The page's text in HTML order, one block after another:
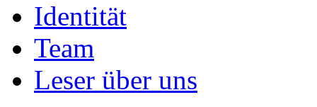
Identität
Team
Leser über uns